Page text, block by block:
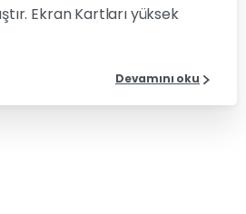
Ekran Kartları yüksek
Devamını oku